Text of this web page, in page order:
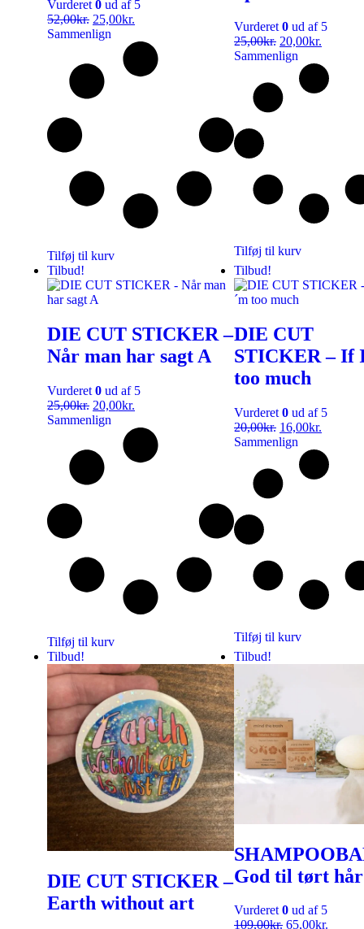
Vurderet 0 ud af 5
52,00kr. 25,00kr.
Sammenlign
Tilføj til kurv
Vurderet 0 ud af 5
25,00kr. 20,00kr.
Sammenlign
Tilføj til kurv
Tilbud!
DIE CUT STICKER –
Når man har sagt A
Vurderet 0 ud af 5
25,00kr. 20,00kr.
Sammenlign
Tilføj til kurv
Tilbud!
DIE CUT
STICKER – If
too much
Vurderet 0 ud af 5
20,00kr. 16,00kr.
Sammenlign
Tilføj til kurv
Tilbud!
DIE CUT STICKER –
Earth without art
Tilbud!
God til tørt hår
Vurderet0 ud af 5
109,00kr. 65,00kr.